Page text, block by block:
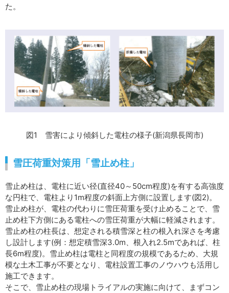
た。
図1 雪害により傾斜した電柱の様子(新潟県長岡市)
雪圧荷重対策用「雪止め柱」
雪止め柱は、電柱に近い径(直径40～50cm程度)を有する高強度
な円柱で、電柱より1m程度の斜面上方側に設置します(図2)。
雪止め柱が、電柱の代わりに雪圧荷重を受け止めることで、雪
止め柱下方側にある電柱への雪圧荷重が大幅に軽減されます。
雪止め柱の柱長は、想定される積雪深と柱の根入れ深さを考慮
し設計します(例：想定積雪深3.0m、根入れ2.5mであれば、柱
長6m程度)。雪止め柱は電柱と同程度の規模であるため、大規
模な土木工事が不要となり、電柱設置工事のノウハウも活用し
施工できます。
そこで、雪止め柱の現場トライアルの実施に向けて、まずコン